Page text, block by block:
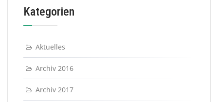
Kategorien
Aktuelles
Archiv 2016
Archiv 2017